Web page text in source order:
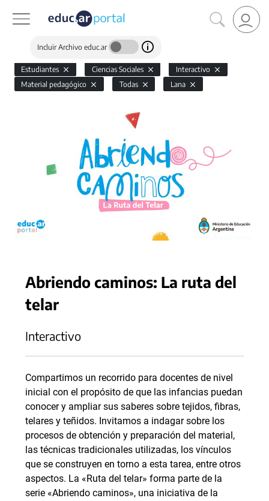
Incluir Archivo educ.ar
Estudiantes Ciencias Sociales
Interactivo
Material pedagógico
Todas Lana
Abriendo caminos: La ruta del
telar
Interactivo
Compartimos un recorrido para docentes de nivel
inicial con el propósito de que las infancias puedan
conocer y ampliar sus saberes sobre tejidos, fibras,
telares y teñidos. Invitamos a indagar sobre los
procesos de obtención y preparación del material,
las técnicas tradicionales utilizadas, los vínculos
que se construyen en torno a esta tarea, entre otros
aspectos. La «Ruta del telar» forma parte de la
serie «Abriendo caminos», una iniciativa de la